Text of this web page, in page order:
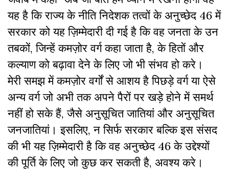
यह है कि राज्य के नीति निदेशक तत्वों के अनुच्छेद 46 में
सरकार को यह ज़िम्मेदारी दी गई है कि वह जनता के उन
तबकों, जिन्हें कमज़ोर वर्ग कहा जाता है, के हितों और
कल्याण को बढ़ावा देने के लिए जो भी संभव हो करे।
मेरी समझ में कमज़ोर वर्गों से आशय है पिछड़े वर्ग या ऐसे
अन्य वर्ग जो अभी तक अपने पैरों पर खड़े होने में समर्थ
नहीं हो सके हैं, जैसे अनुसूचित जातियां और अनुसूचित
जनजातियां। इसलिए, न सिर्फ सरकार बल्कि इस संसद
की भी यह ज़िम्मेदारी है कि वह अनुच्छेद 46 के उद्देश्यों
की पूर्ति के लिए जो कुछ कर सकती है, अवश्य करे।